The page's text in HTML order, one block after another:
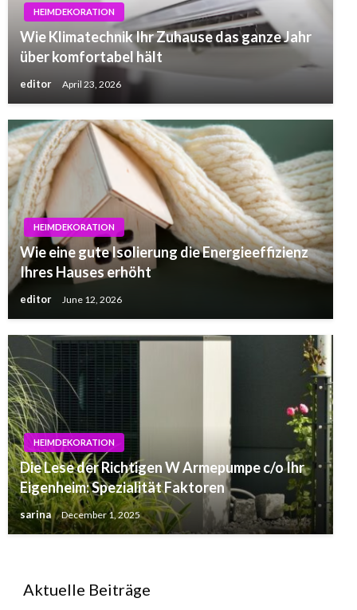
HEIMDEKORATION
Wie Klimatechnik Ihr Zuhause das ganze Jahr
über komfortabel hält
editor April 23, 2026
HEIMDEKORATION
Wie eine gute Isolierung die Energieeffizienz
Ihres Hauses erhöht
editor June 12, 2026
HEIMDEKORATION
Die Lese der Richtigen W Armepumpe c/o Ihr
Eigenheim: Spezialität Faktoren
sarina December 1, 2025
Aktuelle Beiträge